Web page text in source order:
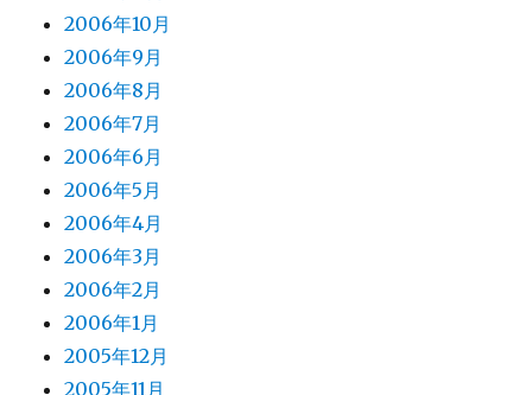
2006年10月
2006年9月
2006年8月
2006年7月
2006年6月
2006年5月
2006年4月
2006年3月
2006年2月
2006年1月
2005年12月
2005年11月